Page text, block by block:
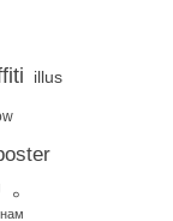
illus
。